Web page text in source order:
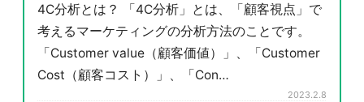
4C分析とは？ 「4C分析」とは、「顧客視点」で
考えるマーケティングの分析方法のことです。
「Customer value（顧客価値）」、「Customer
Cost（顧客コスト）」、「Con…
2023.2.8